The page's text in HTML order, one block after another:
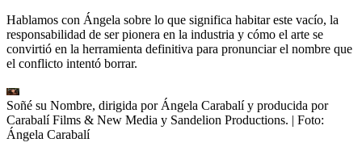
Hablamos con Ángela sobre lo que significa habitar este vacío, la
responsabilidad de ser pionera en la industria y cómo el arte se
convirtió en la herramienta definitiva para pronunciar el nombre que
el conflicto intentó borrar.
Soñé su Nombre, dirigida por Ángela Carabalí y producida por
Carabalí Films & New Media y Sandelion Productions. | Foto:
Ángela Carabalí